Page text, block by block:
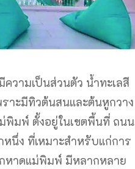
วามเป็นส่วนตัว น้ำทะเลสี
าะมีทิวต้นสนและต้นหูกวาง
พิมพ์ ตั้งอยู่ในเขตพื้นที่ ถนน
นึ่ง ที่เหมาะสำหรับแก่การ
หาดแม่พิมพ์ มีหลากหลาย